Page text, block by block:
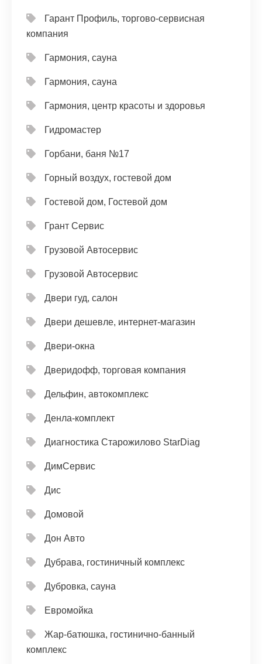
Гарант Профиль, торгово-сервисная
компания
Гармония, сауна
Гармония, сауна
Гармония, центр красоты и здоровья
Гидромастер
Горбани, баня №17
Горный воздух, гостевой дом
Гостевой дом, Гостевой дом
Грант Сервис
Грузовой Автосервис
Грузовой Автосервис
Двери гуд, салон
Двери дешевле, интернет-магазин
Двери-окна
Дверидофф, торговая компания
Дельфин, автокомплекс
Денла-комплект
Диагностика Старожилово StarDiag
ДимСервис
Дис
Домовой
Дон Авто
Дубрава, гостиничный комплекс
Дубровка, сауна
Евромойка
Жар-батюшка, гостинично-банный
комплекс